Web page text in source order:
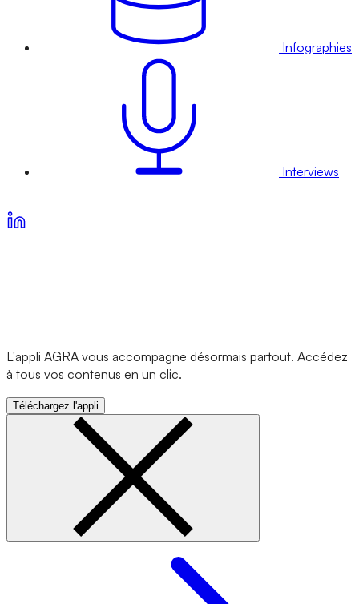
Infographies
Interviews
L'appli AGRA vous accompagne désormais partout. Accédez
à tous vos contenus en un clic.
Téléchargez l'appli